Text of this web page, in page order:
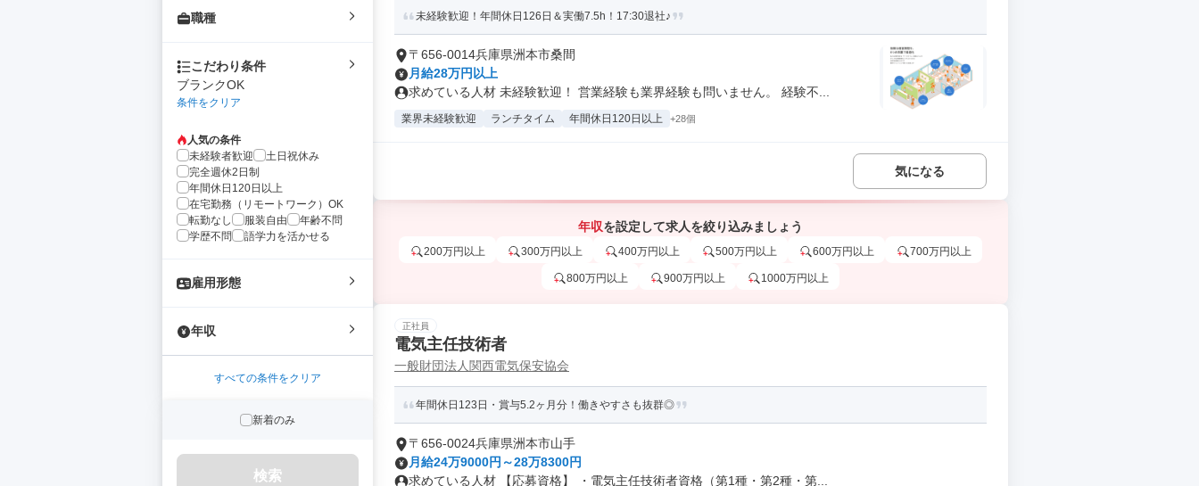
職種
こだわり条件
ブランクOK
条件をクリア
人気の条件
未経験者歓迎
土日祝休み
完全週休2日制
年間休日120日以上
在宅勤務（リモートワーク）OK
転勤なし
服装自由
年齢不問
学歴不問
語学力を活かせる
雇用形態
年収
すべての条件をクリア
新着のみ
検索
未経験歓迎！年間休日126日＆実働7.5h！17:30退社♪
〒656-0014兵庫県洲本市桑間
月給28万円以上
求めている人材 未経験歓迎！ 営業経験も業界経験も問いません。 経験不...
業界未経験歓迎 ランチタイム 年間休日120日以上 +28個
気になる
年収を設定して求人を絞り込みましょう
200万円以上 300万円以上 400万円以上 500万円以上 600万円以上 700万円以上
800万円以上 900万円以上 1000万円以上
正社員
電気主任技術者
一般財団法人関西電気保安協会
年間休日123日・賞与5.2ヶ月分！働きやすさも抜群◎
〒656-0024兵庫県洲本市山手
月給24万9000円～28万8300円
求めている人材 【応募資格】 ・電気主任技術者資格（第1種・第2種・第...